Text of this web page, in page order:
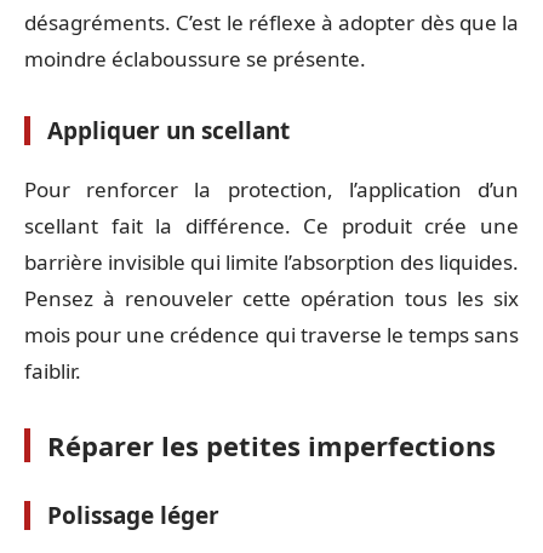
désagréments. C’est le réflexe à adopter dès que la
moindre éclaboussure se présente.
Appliquer un scellant
Pour renforcer la protection, l’application d’un
scellant fait la différence. Ce produit crée une
barrière invisible qui limite l’absorption des liquides.
Pensez à renouveler cette opération tous les six
mois pour une crédence qui traverse le temps sans
faiblir.
Réparer les petites imperfections
Polissage léger